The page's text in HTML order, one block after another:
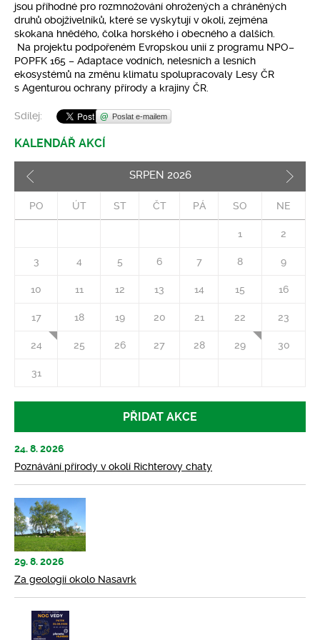
jsou příhodné pro rozmnožování ohrožených a chráněných
druhů obojživelníků, které se vyskytují v okolí, zejména
skokana hnědého, čolka horského i obecného a dalších.
Na projektu podpořeném Evropskou unií z programu NPO–
POPFK 165 – Adaptace vodních, nelesních a lesních
ekosystémů na změnu klimatu spolupracovaly Lesy ČR
s Agenturou ochrany přírody a krajiny ČR.
Sdílej: Poslat e-mailem
KALENDÁŘ AKCÍ
SRPEN 2026
PO ÚT ST ČT PÁ SO NE
1 2
3 4 5 6 7 8 9
10 11 12 13 14 15 16
17 18 19 20 21 22 23
24 25 26 27 28 29 30
31
PŘIDAT AKCE
24. 8. 2026
Poznávání přírody v okolí Richterovy chaty
29. 8. 2026
Za geologií okolo Nasavrk